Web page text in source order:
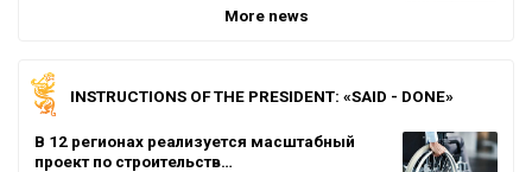
More news
INSTRUCTIONS OF THE PRESIDENT: «SAID - DONE»
В 12 регионах реализуется масштабный
проект по строительств…